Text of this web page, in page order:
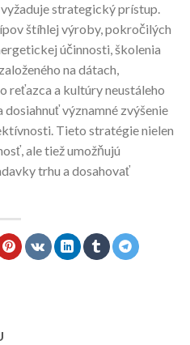
strategický prístup.
štíhlej výroby, pokročilých
účinnosti, školenia
na dátach,
reťazca a kultúry neustáleho
významné zvýšenie
Tieto stratégie nielen
ale tiež umožňujú
trhu a dosahovať